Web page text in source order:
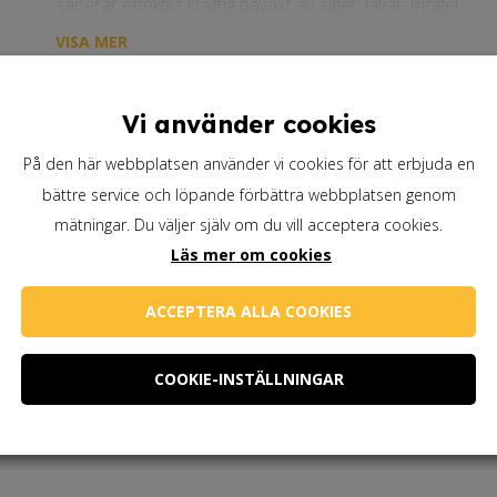
m. m. på fasader både inom- och utomhus. Sanerar och
VISA MER
Biokleen
Alg
&
500
mängd
Artikelnummer: Bio-amB-0.5
Behöver du
Vi använder cookies
På den här webbplatsen använder vi cookies för att erbjuda en
bättre service och löpande förbättra webbplatsen genom
mätningar. Du väljer själv om du vill acceptera cookies.
Läs mer om cookies
ACCEPTERA ALLA COOKIES
COOKIE-INSTÄLLNINGAR